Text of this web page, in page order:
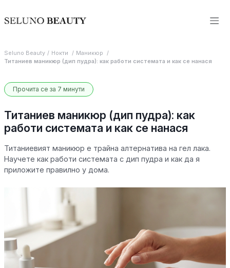
Seluno Beauty Нокти
Маникюр
Титаниев маникюр (дип пудра): как работи системата и как се нанася
Прочита се за 7 минути
Титаниев маникюр (дип пудра): как
работи системата и как се нанася
Титаниевият маникюр е трайна алтернатива на гел лака.
Научете как работи системата с дип пудра и как да я
приложите правилно у дома.